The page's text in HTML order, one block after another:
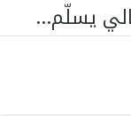
وزير التربية الوطنية السنغالي يسلّم علم الجمهورية لممثليها في مسابقة الملك عبد العزيز الدولية لحفظ القرآن الكريم بالمملكة العربية السعودية